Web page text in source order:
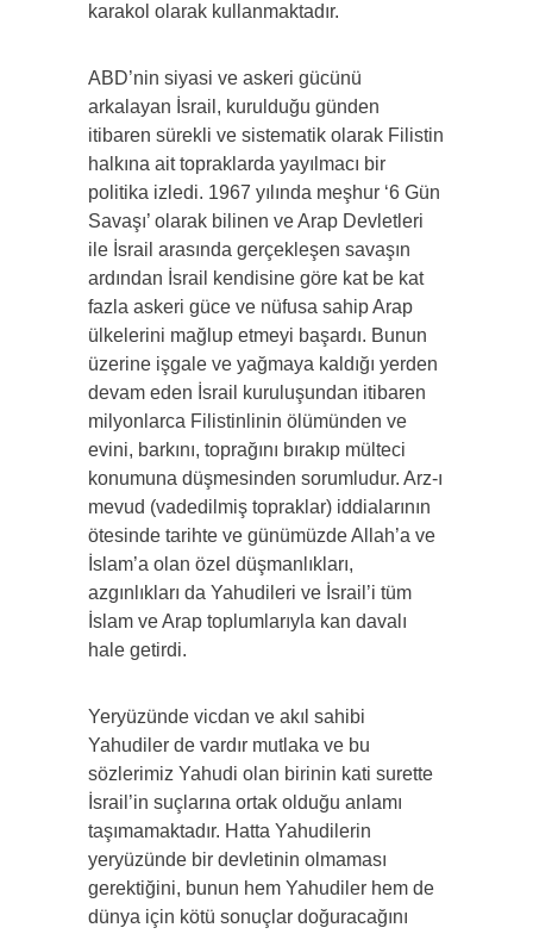
karakol olarak kullanmaktadır.
ABD’nin siyasi ve askeri gücünü
arkalayan İsrail, kurulduğu günden
itibaren sürekli ve sistematik olarak Filistin
halkına ait topraklarda yayılmacı bir
politika izledi. 1967 yılında meşhur ‘6 Gün
Savaşı’ olarak bilinen ve Arap Devletleri
ile İsrail arasında gerçekleşen savaşın
ardından İsrail kendisine göre kat be kat
fazla askeri güce ve nüfusa sahip Arap
ülkelerini mağlup etmeyi başardı. Bunun
üzerine işgale ve yağmaya kaldığı yerden
devam eden İsrail kuruluşundan itibaren
milyonlarca Filistinlinin ölümünden ve
evini, barkını, toprağını bırakıp mülteci
konumuna düşmesinden sorumludur. Arz-ı
mevud (vadedilmiş topraklar) iddialarının
ötesinde tarihte ve günümüzde Allah’a ve
İslam’a olan özel düşmanlıkları,
azgınlıkları da Yahudileri ve İsrail’i tüm
İslam ve Arap toplumlarıyla kan davalı
hale getirdi.
Yeryüzünde vicdan ve akıl sahibi
Yahudiler de vardır mutlaka ve bu
sözlerimiz Yahudi olan birinin kati surette
İsrail’in suçlarına ortak olduğu anlamı
taşımamaktadır. Hatta Yahudilerin
yeryüzünde bir devletinin olmaması
gerektiğini, bunun hem Yahudiler hem de
dünya için kötü sonuçlar doğuracağını